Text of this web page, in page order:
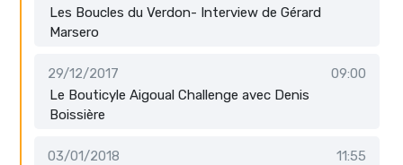
Les Boucles du Verdon- Interview de Gérard
Marsero
29/12/2017
09:00
Le Bouticyle Aigoual Challenge avec Denis
Boissière
03/01/2018
11:55